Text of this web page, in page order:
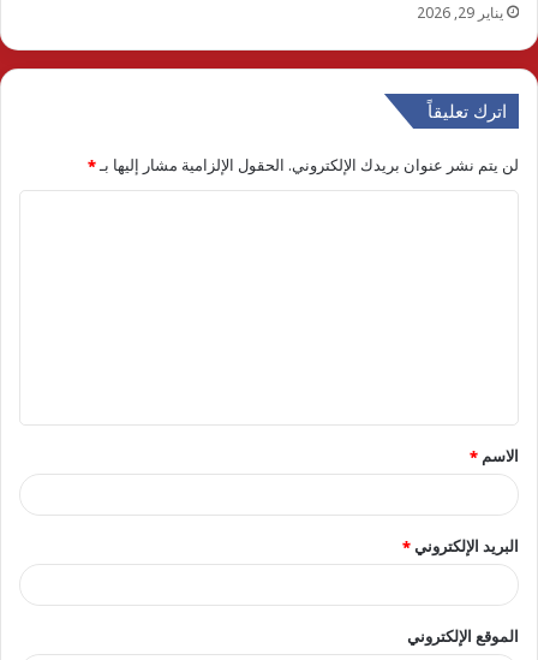
يناير 29, 2026
اترك تعليقاً
لن يتم نشر عنوان بريدك الإلكتروني. الحقول الإلزامية مشار إليها بـ*
ق
*
الاسم *
البريد الإلكتروني*
الموقع الإلكتروني